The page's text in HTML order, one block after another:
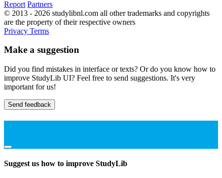
Report Partners
© 2013 - 2026 studylibnl.com all other trademarks and copyrights
are the property of their respective owners
Privacy Terms
Make a suggestion
Did you find mistakes in interface or texts? Or do you know how to
improve StudyLib UI? Feel free to send suggestions. It's very
important for us!
Send feedback
Suggest us how to improve StudyLib